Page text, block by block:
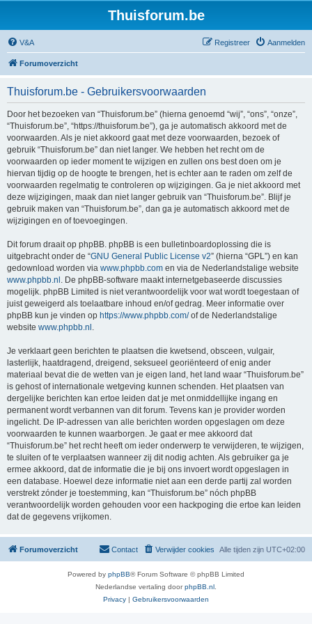
Thuisforum.be
V&A Aanmelden
Registreer
Forumoverzicht
Thuisforum.be - Gebruikersvoorwaarden
Door het bezoeken van “Thuisforum.be” (hierna genoemd “wij”, “ons”, “onze”,
“Thuisforum.be”, “https://thuisforum.be”), ga je automatisch akkoord met de
voorwaarden. Als je niet akkoord gaat met deze voorwaarden, bezoek of
gebruik “Thuisforum.be” dan niet langer. We hebben het recht om de
voorwaarden op ieder moment te wijzigen en zullen ons best doen om je
hiervan tijdig op de hoogte te brengen, het is echter aan te raden om zelf de
voorwaarden regelmatig te controleren op wijzigingen. Ga je niet akkoord met
deze wijzigingen, maak dan niet langer gebruik van “Thuisforum.be”. Blijf je
gebruik maken van “Thuisforum.be”, dan ga je automatisch akkoord met de
wijzigingen en of toevoegingen.
Dit forum draait op phpBB. phpBB is een bulletinboardoplossing die is
uitgebracht onder de “GNU General Public License v2” (hierna “GPL”) en kan
gedownload worden via www.phpbb.com en via de Nederlandstalige website
www.phpbb.nl . De phpBB-software maakt internetgebaseerde discussies
mogelijk. phpBB Limited is niet verantwoordelijk voor wat wordt toegestaan of
juist geweigerd als toelaatbare inhoud en/of gedrag. Meer informatie over
phpBB kun je vinden op https://www.phpbb.com/of de Nederlandstalige
website www.phpbb.nl .
Je verklaart geen berichten te plaatsen die kwetsend, obsceen, vulgair,
lasterlijk, haatdragend, dreigend, seksueel georiënteerd of enig ander
materiaal bevat die de wetten van je eigen land, het land waar “Thuisforum.be”
is gehost of internationale wetgeving kunnen schenden. Het plaatsen van
dergelijke berichten kan ertoe leiden dat je met onmiddellijke ingang en
permanent wordt verbannen van dit forum. Tevens kan je provider worden
ingelicht. De IP-adressen van alle berichten worden opgeslagen om deze
voorwaarden te kunnen waarborgen. Je gaat er mee akkoord dat
“Thuisforum.be” het recht heeft om ieder onderwerp te verwijderen, te wijzigen,
te sluiten of te verplaatsen wanneer zij dit nodig achten. Als gebruiker ga je
ermee akkoord, dat de informatie die je bij ons invoert wordt opgeslagen in
een database. Hoewel deze informatie niet aan een derde partij zal worden
verstrekt zónder je toestemming, kan “Thuisforum.be” nóch phpBB
verantwoordelijk worden gehouden voor een hackpoging die ertoe kan leiden
dat de gegevens vrijkomen.
Forumoverzicht Alle tijden zijn UTC+02:00
Verwijder cookies
Contact
Powered by phpBB® Forum Software © phpBB Limited
Nederlandse vertaling doorphpBB.nl
Privacy | Gebruikersvoorwaarden